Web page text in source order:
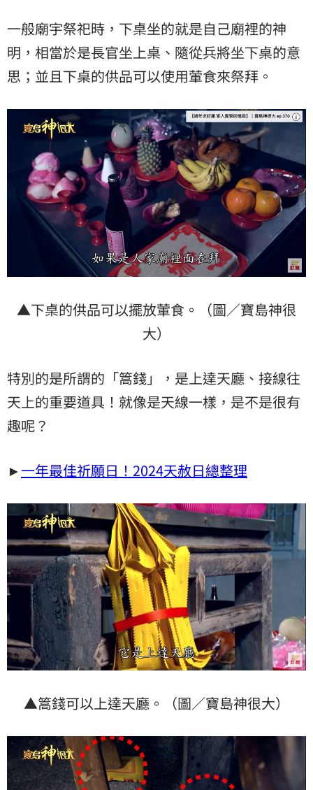
一般廟宇祭祀時，下桌坐的就是自己廟裡的神
明，相當於是長官坐上桌、隨從兵將坐下桌的意
思；並且下桌的供品可以使用葷食來祭拜。
▲下桌的供品可以擺放葷食。（圖／寶島神很
大）
特別的是所謂的「篙錢」，是上達天廳、接線往
天上的重要道具！就像是天線一樣，是不是很有
趣呢？
►一年最佳祈願日！2024天赦日總整理
▲篙錢可以上達天廳。（圖／寶島神很大）